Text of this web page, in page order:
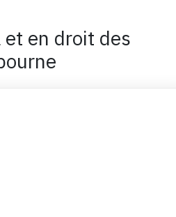
en droit des